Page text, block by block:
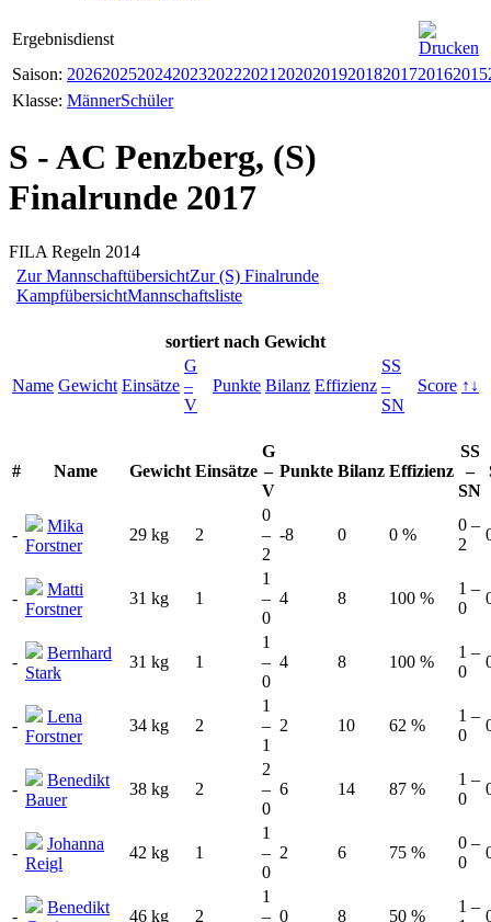
Ergebnisdienst
Saison: 202620252024202320222021 202020192018201720162015
Klasse: MännerSchüler
S - AC Penzberg, (S)
Finalrunde 2017
FILA Regeln 2014
Zur MannschaftübersichtZur (S) Finalrunde
KampfübersichtMannschaftsliste
sortiert nach Gewicht
Name Gewicht Einsätze
G
–
V
Punkte Bilanz Effizienz
SS
–
SN
Score ↑↓
# Name Gewicht Einsätze
G
–
V
Punkte Bilanz Effizienz
SS
–
SN
-
Mika
Forstner
29 kg 2
0
–
2
-8 0 0 %
0 –
2
-
Matti
Forstner
31 kg 1
1
–
0
4 8 100 %
1 –
0
-
Bernhard
Stark
31 kg 1
1
–
0
4 8 100 %
1 –
0
-
Lena
Forstner
34 kg 2
1
–
1
2 10 62 %
1 –
0
-
Benedikt
Bauer
38 kg 2
2
–
0
6 14 87 %
1 –
0
-
Johanna
Reigl
42 kg 1
1
–
0
2 6 75 %
0 –
0
-
Benedikt
46 kg 2
1
– 0 8 50 %
1 –